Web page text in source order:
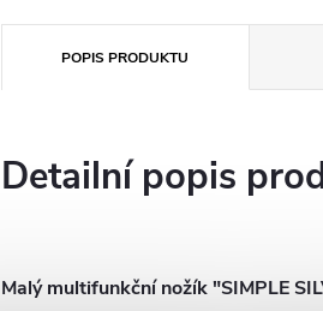
POPIS PRODUKTU
Detailní popis
Malý multifunkční nožík "SIMPLE